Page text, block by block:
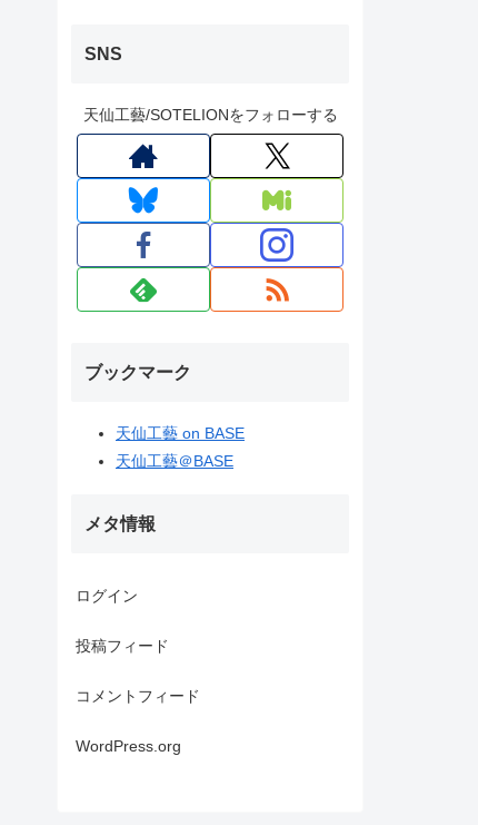
SNS
天仙工藝/SOTELIONをフォローする
ブックマーク
天仙工藝 on BASE
天仙工藝＠BASE
メタ情報
ログイン
投稿フィード
コメントフィード
WordPress.org